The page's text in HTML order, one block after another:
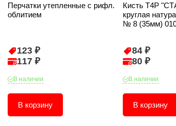
Перчатки утепленные с рифл.
облитием
123 ₽
117 ₽
В наличии
В корзину
Кисть T4P
круглая
№ 8 (35мм)
84 ₽
80 ₽
В наличии
В корзину